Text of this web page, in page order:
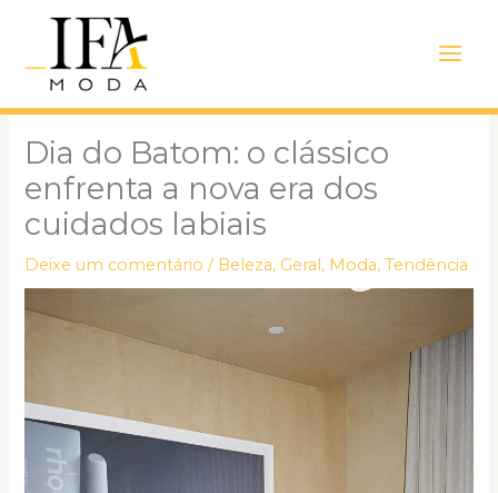
conteúdo
Menu
Dia do Batom: o clássico
enfrenta a nova era dos
cuidados labiais
Deixe um comentário / Beleza, Geral, Moda,Tendência